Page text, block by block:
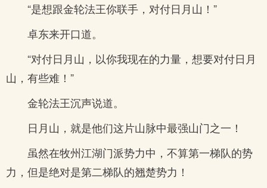
“是想跟金轮法王你联手，对付日月山！”
卓东来开口道。
“对付日月山，以你我现在的力量，想要对付日月
山，有些难！”
金轮法王沉声说道。
日月山，就是他们这片山脉中最强山门之一！
虽然在牧州江湖门派势力中，不算第一梯队的势
力，但是绝对是第二梯队的翘楚势力！